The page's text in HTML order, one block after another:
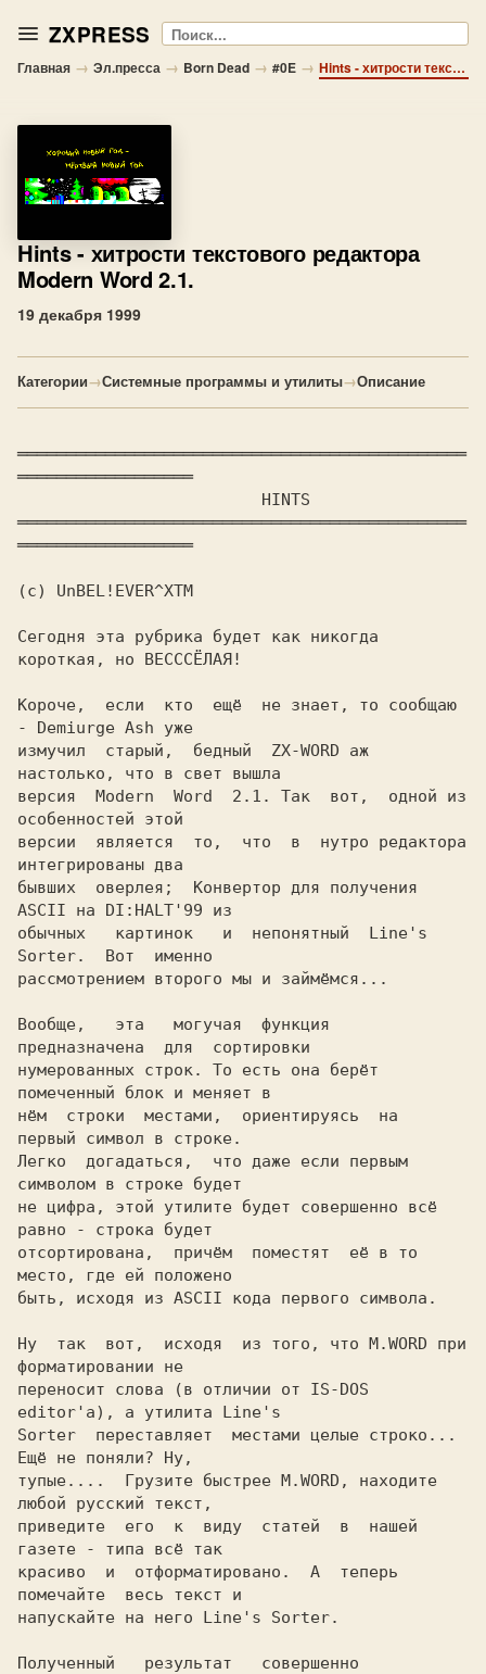
ZXPRESS Поиск
Главная → Эл.пресса → Born Dead → #0E → Hints - хитрости текстового редактора Modern Word 2.1.
Hints- хитрости текстового редактора
Modern Word 2.1.
19 декабря 1999
Категории→Системные программы и утилиты→Описание
══════════════════════════════════════════════
══════════════════
══════════════════════════════════════════════
══════════════════
(c) UnBEL!EVER^XTM
Сегодня эта рубрика будет как никогда
короткая, но ВЕСССЁЛАЯ!
Короче,  если  кто  ещё  не знает, то сообщаю
- Demiurge Ash уже
измучил  старый,  бедный  ZX-WORD аж
настолько, что в свет вышла
версия  Modern  Word  2.1. Так  вот,  одной из
особенностей этой
версии  является  то,  что  в  нутро редактора
интегрированы два
бывших  оверлея;  Конвертор для получения
ASCII на DI:HALT'99 из
обычных   картинок   и  непонятный  Line's
Sorter.  Вот  именно
рассмотрением второго мы и займёмся...
Вообще,   эта   могучая  функция
предназначена  для  сортировки
нумерованных строк. То есть она берёт
помеченный блок и меняет в
нём  строки  местами,  ориентируясь  на
первый символ в строке.
Легко  догадаться,  что даже если первым
символом в строке будет
не цифра, этой утилите будет совершенно всё
равно - строка будет
отсортирована,  причём  поместят  её в то
место, где ей положено
быть, исходя из ASCII кода первого символа.
Ну  так  вот,  исходя  из того, что M.WORD при
форматировании не
переносит слова (в отличии от IS-DOS
editor'а), а утилита Line's
Sorter  переставляет  местами целые строко...
Ещё не поняли? Ну,
тупые....  Грузите быстрее M.WORD, находите
любой русский текст,
приведите  его  к  виду  статей  в  нашей
газете - типа всё так
красиво  и  отформатировано.  А  теперь
помечайте  весь текст и
напускайте на него Line's Sorter.
Полученный   результат   совершенно